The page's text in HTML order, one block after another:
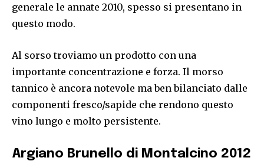
generale le annate 2010, spesso si presentano in
questo modo.
Al sorso troviamo un prodotto con una
importante concentrazione e forza. Il morso
tannico è ancora notevole ma ben bilanciato dalle
componenti fresco/sapide che rendono questo
vino lungo e molto persistente.
Argiano Brunello di Montalcino 2012